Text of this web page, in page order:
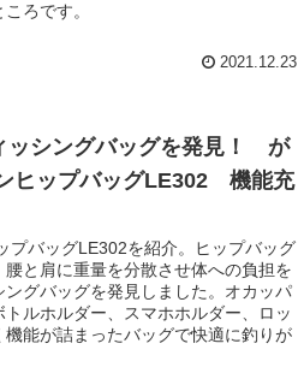
ろです。
2021.12.23
ッシングバッグを発見！ が
ヒップバッグLE302 機能充
プバッグLE302を紹介。ヒップバッグ
と肩に重量を分散させ体への負担を
グバッグを発見しました。オカッパ
ルホルダー、スマホホルダー、ロッ
機能が詰まったバッグで快適に釣りが